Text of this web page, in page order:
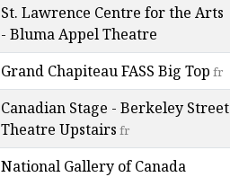
St. Lawrence Centre for the Arts
- Bluma Appel Theatre
Grand Chapiteau FASS Big Top fr
Canadian Stage - Berkeley Street
Theatre Upstairs fr
National Gallery of Canada